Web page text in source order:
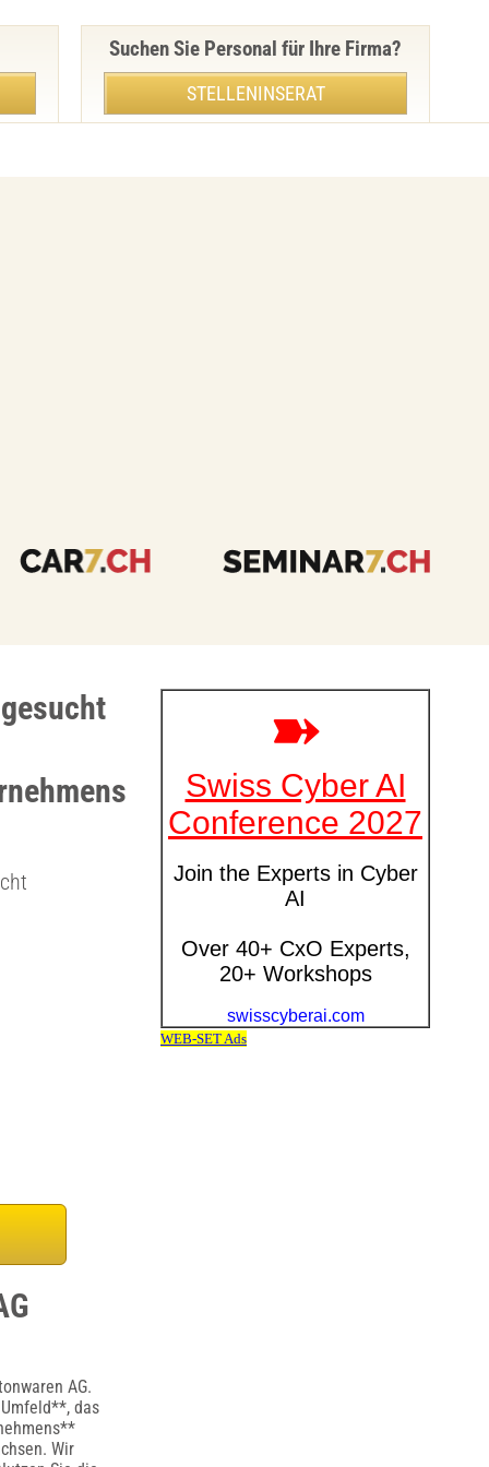
Suchen Sie Personal für Ihre Firma?
STELLENINSERAT
AG.
das
Wir